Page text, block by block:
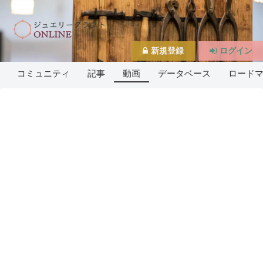
コミュニティ 記事 動画 データベース ロード
新規登録 ログイン